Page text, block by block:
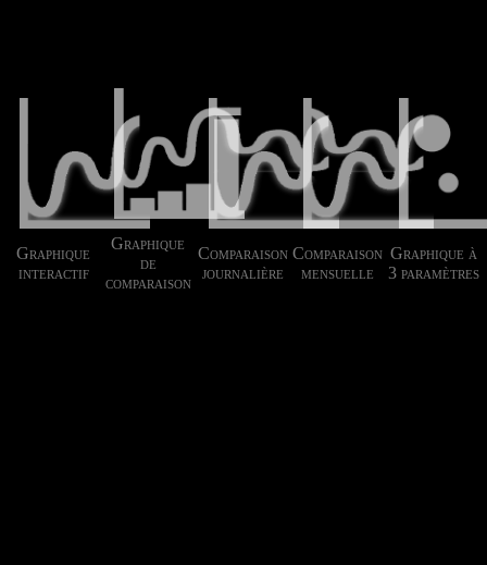
Graphique
interactif
Graphique
de
comparaison
Comparaison
journalière
Comparaison
mensuelle
Graphique à
3 paramètres